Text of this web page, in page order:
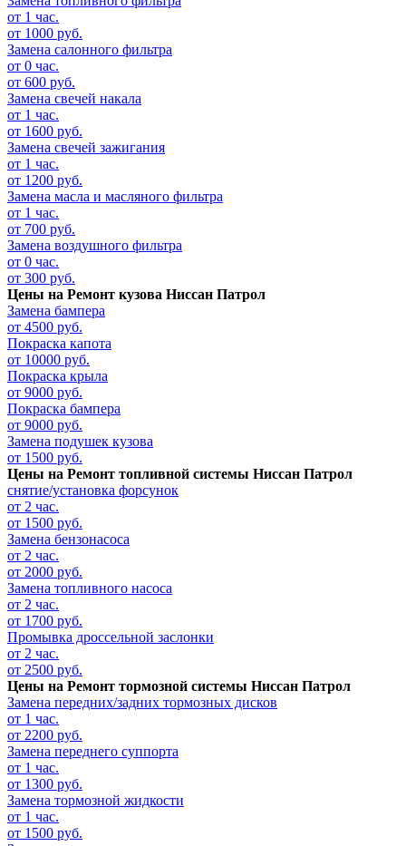
от 1 час.
от 1000 руб.
Замена салонного фильтра
от 0 час.
от 600 руб.
Замена свечей накала
от 1 час.
от 1600 руб.
Замена свечей зажигания
от 1 час.
от 1200 руб.
Замена масла и масляного фильтра
от 1 час.
от 700 руб.
Замена воздушного фильтра
от 0 час.
от 300 руб.
Цены на Ремонт кузова Ниссан Патрол
Замена бампера
от 4500 руб.
Покраска капота
от 10000 руб.
Покраска крыла
от 9000 руб.
Покраска бампера
от 9000 руб.
Замена подушек кузова
от 1500 руб.
Цены на Ремонт топливной системы Ниссан Патрол
снятие/установка форсунок
от 2 час.
от 1500 руб.
Замена бензонасоса
от 2 час.
от 2000 руб.
Замена топливного насоса
от 2 час.
от 1700 руб.
Промывка дроссельной заслонки
от 2 час.
от 2500 руб.
Цены на Ремонт тормозной системы Ниссан Патрол
Замена передних/задних тормозных дисков
от 1 час.
от 2200 руб.
Замена переднего суппорта
от 1 час.
от 1300 руб.
Замена тормозной жидкости
от 1 час.
от 1500 руб.